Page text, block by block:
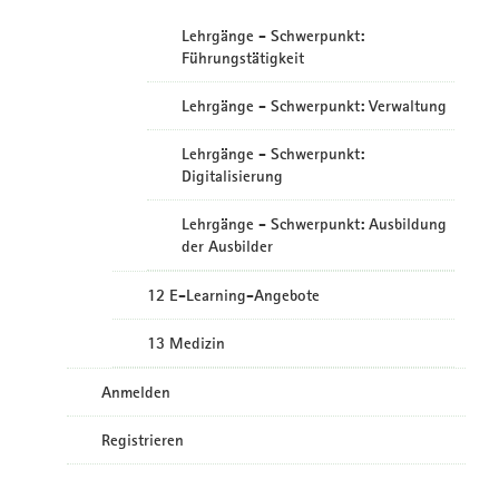
Lehrgänge - Schwerpunkt:
Führungstätigkeit
Lehrgänge - Schwerpunkt: Verwaltung
Lehrgänge - Schwerpunkt:
Digitalisierung
Lehrgänge - Schwerpunkt: Ausbildung
der Ausbilder
12 E-Learning-Angebote
13 Medizin
Anmelden
Registrieren